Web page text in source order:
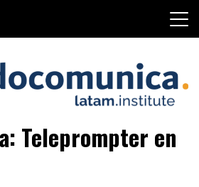
x LATAM
Teleprompter en